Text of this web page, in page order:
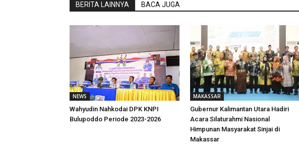
BERITA LAINNYA BACA JUGA
NEWS
Wahyudin Nahkodai DPK KNPI
Bulupoddo Periode 2023-2026
MAKASSAR
Gubernur Kalimantan Utara Hadiri
Acara Silaturahmi Nasional
Himpunan Masyarakat Sinjai di
Makassar